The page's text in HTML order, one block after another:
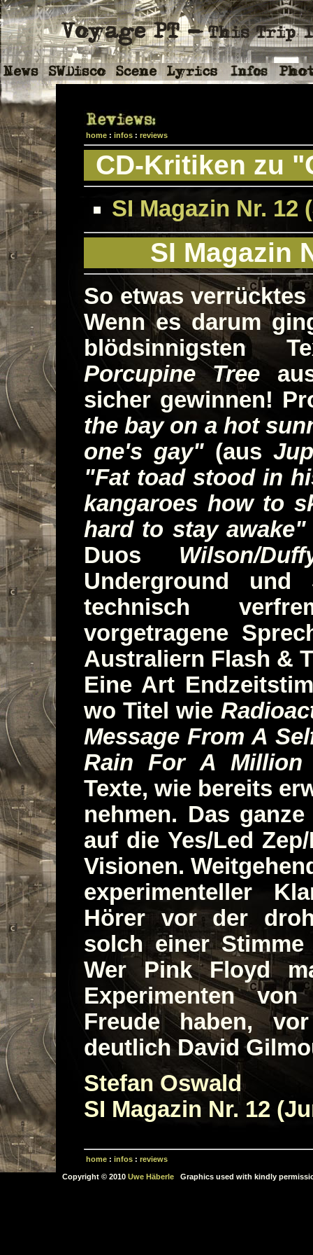
home : infos : reviews
CD-Kritiken zu
SI Magazin Nr. 12
SI Magazin
So etwas
Wenn es darum
blödsinnigsten
Porcupine Tree
sicher gewinnen!
the bay on a hot
one's gay"(aus
"Fat toad stood in
kangaroes how to
hard to stay awake"
Duos Wilson/
Underground
technisch
vorgetragene
Australiern Flash &
Eine Art
wo Titel wie
Message From A
Rain For A Million
Texte, wie bereits
nehmen. Das
auf die Yes/Led
Visionen.
experimenteller
Hörer vor der
solch einer
Wer Pink Floyd
Experimenten
Freude haben,
deutlich David
Stefan Oswald
SI Magazin Nr. 12
home : infos : reviews
Copyright © 2010 Uwe Häberle Graphics used with kindly